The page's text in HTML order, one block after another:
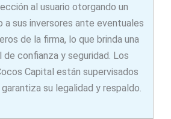
al usuario otorgando un
a sus inversores ante eventuales
de la firma, lo que brinda una
confianza y seguridad. Los
Capital están supervisados
su legalidad y respaldo.